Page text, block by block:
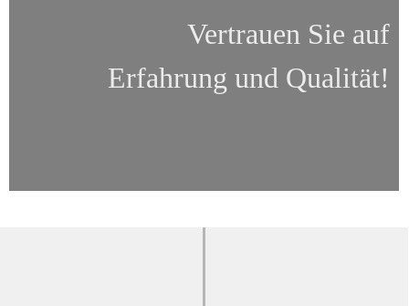
Vertrauen Sie auf
Erfahrung und Qualität!